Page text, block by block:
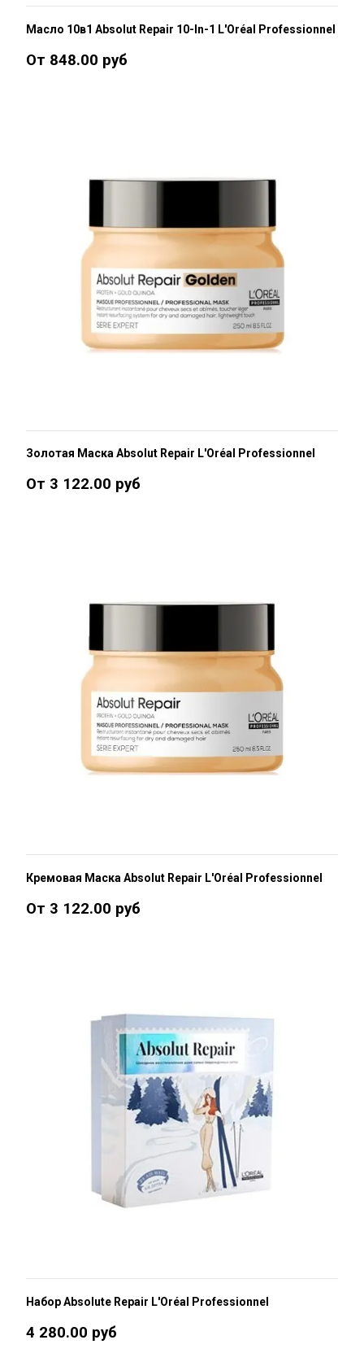
Масло 10в1 Absolut Repair 10-In-1 L'Oréal Professionnel
От 848.00 руб
Золотая Маска Absolut Repair L'Oréal Professionnel
От 3 122.00 руб
Кремовая Маска Absolut Repair L'Oréal Professionnel
От 3 122.00 руб
Набор Absolute Repair L'Oréal Professionnel
4 280.00 руб